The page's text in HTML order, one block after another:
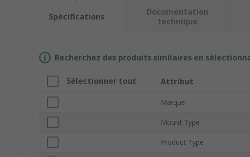
Spécifications
Documentation
technique
Recherchez des produits similaires en
Sélectionner tout Attribut
Marque
Mount Type
Product Type